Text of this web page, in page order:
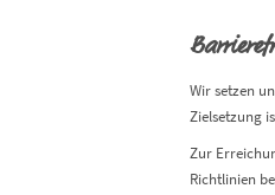
Wir setzen
Zielsetzung
Zur
Richtlinien